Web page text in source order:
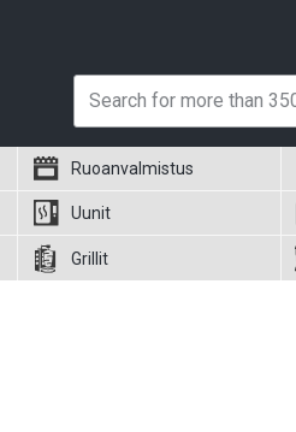
Ruoanvalmistus
Uunit
Grillit